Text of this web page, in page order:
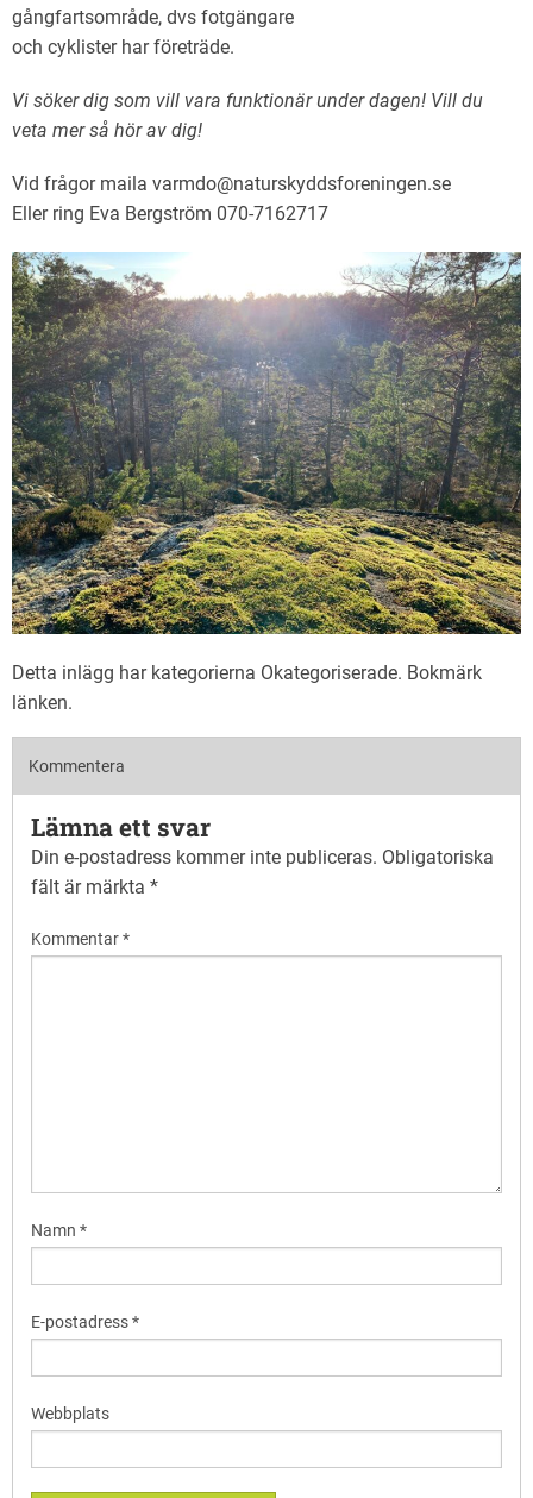
gångfartsområde, dvs fotgängare
och cyklister har företräde.
Vi söker dig som vill vara funktionär under dagen! Vill du
veta mer så hör av dig!
Vid frågor maila varmdo@naturskyddsforeningen.se
Eller ring Eva Bergström 070-7162717
Detta inlägg har kategorierna Okategoriserade. Bokmärk
länken.
Kommentera
Lämna ett svar
Din e-postadress kommer inte publiceras. Obligatoriska
fält är märkta *
Kommentar*
Namn *
E-postadress*
Webbplats